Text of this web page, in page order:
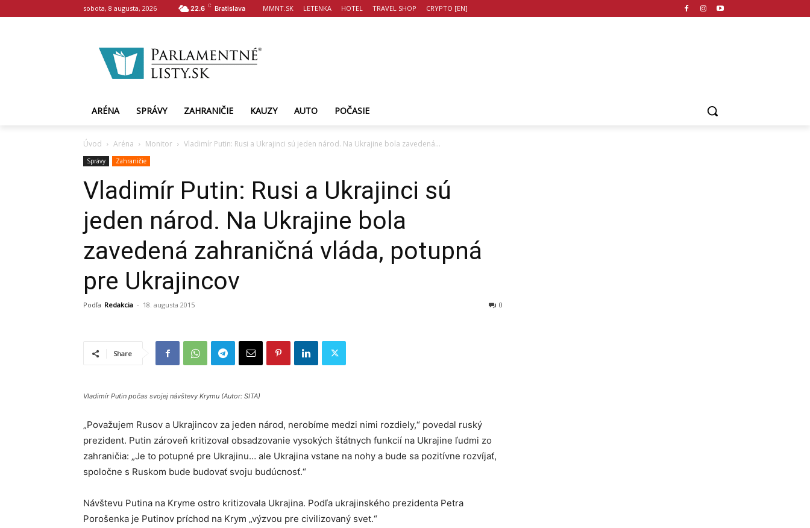
sobota, 8 augusta, 2026 22.6 C Bratislava MMNT.SK LETENKA HOTEL TRAVEL SHOP CRYPTO [EN]
ARÉNA SPRÁVY ZAHRANIČIE KAUZY AUTO POČASIE
Úvod Aréna Monitor Vladimír Putin: Rusi a Ukrajinci sú jeden národ. Na Ukrajine bola zavedená...
Správy Zahraničie
Vladimír Putin: Rusi a Ukrajinci sú
jeden národ. Na Ukrajine bola
zavedená zahraničná vláda, potupná
pre Ukrajincov
Podľa Redakcia - 18. augusta 2015 0
Share
Vladimír Putin počas svojej návštevy Krymu (Autor: SITA)
„Považujem Rusov a Ukrajincov za jeden národ, nerobíme medzi nimi rozdiely,“ povedal ruský
prezident. Putin zároveň kritizoval obsadzovanie vysokých štátnych funkcií na Ukrajine ľudmi zo
zahraničia: „Je to potupné pre Ukrajinu… ale Ukrajina vstane na nohy a bude sa pozitívne rozvíjať,
spoločne s Ruskom bude budovať svoju budúcnosť.“
Návštevu Putina na Kryme ostro kritizovala Ukrajina. Podľa ukrajinského prezidenta Petra
Porošenka je Putinov príchod na Krym „výzvou pre civilizovaný svet.“